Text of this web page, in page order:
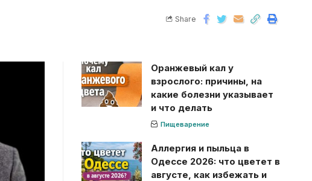
Share
Оранжевый кал у
взрослого: причины, на
какие болезни указывает
и что делать
Пищеварение
Аллергия и пыльца в
Одессе 2026: что цветет в
августе, как избежать и